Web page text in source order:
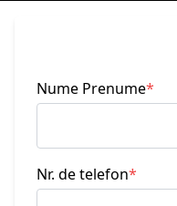
Nume Prenume*
Nr. de telefon*